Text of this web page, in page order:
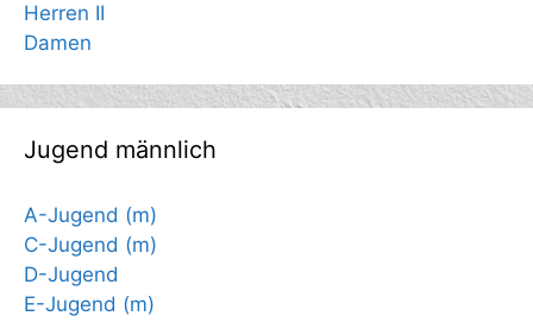
Herren II
Damen
Jugend männlich
A-Jugend (m)
C-Jugend (m)
D-Jugend
E-Jugend (m)